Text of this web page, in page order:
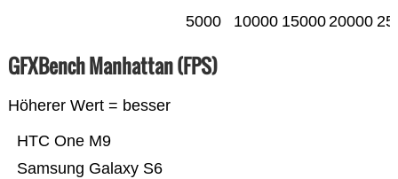
5000 10000 1500020000
GFXBench Manhattan (FPS)
Höherer Wert = besser
Samsung Galaxy S6
HTC One M9